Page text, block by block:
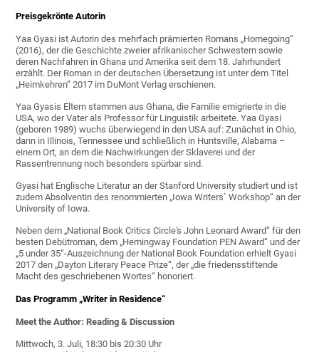
Preisgekrönte Autorin
Yaa Gyasi ist Autorin des mehrfach prämierten Romans „Homegoing“
(2016), der die Geschichte zweier afrikanischer Schwestern sowie
deren Nachfahren in Ghana und Amerika seit dem 18. Jahrhundert
erzählt. Der Roman in der deutschen Übersetzung ist unter dem Titel
„Heimkehren“ 2017 im DuMont Verlag erschienen.
Yaa Gyasis Eltern stammen aus Ghana, die Familie emigrierte in die
USA, wo der Vater als Professor für Linguistik arbeitete. Yaa Gyasi
(geboren 1989) wuchs überwiegend in den USA auf: Zunächst in Ohio,
dann in Illinois, Tennessee und schließlich in Huntsville, Alabama –
einem Ort, an dem die Nachwirkungen der Sklaverei und der
Rassentrennung noch besonders spürbar sind.
Gyasi hat Englische Literatur an der Stanford University studiert und ist
zudem Absolventin des renommierten „Iowa Writers` Workshop“ an der
University of Iowa.
Neben dem „National Book Critics Circle's John Leonard Award“ für den
besten Debütroman, dem „Hemingway Foundation PEN Award“ und der
„5 under 35“-Auszeichnung der National Book Foundation erhielt Gyasi
2017 den „Dayton Literary Peace Prize“, der „die friedensstiftende
Macht des geschriebenen Wortes“ honoriert.
Das Programm „Writer in Residence“
Meet the Author: Reading & Discussion
Mittwoch, 3. Juli, 18:30 bis 20:30 Uhr